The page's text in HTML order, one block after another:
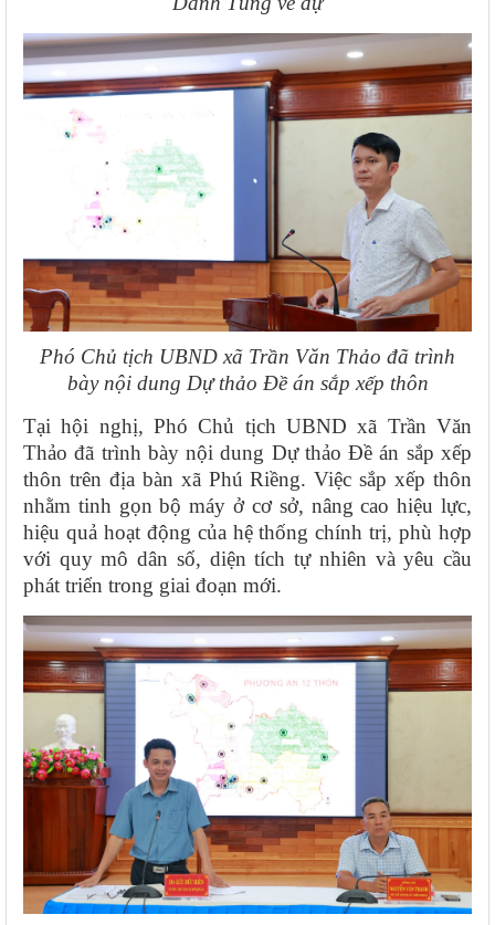
Phó Chủ tịch UBND xã Trần Văn Thảo đã trình
bày nội dung Dự thảo Đề án sắp xếp thôn
Tại hội nghị, Phó Chủ tịch UBND xã Trần Văn
Thảo đã trình bày nội dung Dự thảo Đề án sắp xếp
thôn trên địa bàn xã Phú Riềng. Việc sắp xếp thôn
nhằm tinh gọn bộ máy ở cơ sở, nâng cao hiệu lực,
hiệu quả hoạt động của hệ thống chính trị, phù hợp
với quy mô dân số, diện tích tự nhiên và yêu cầu
phát triển trong giai đoạn mới.